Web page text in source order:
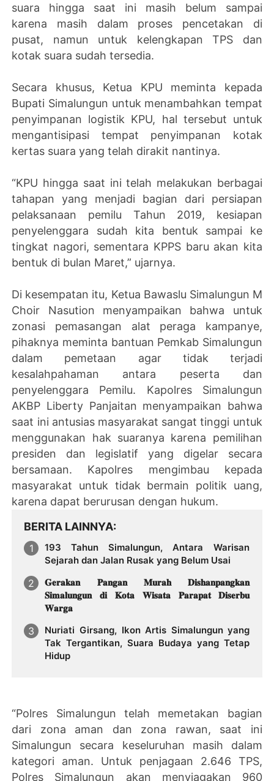
suara hingga saat ini masih belum sampai
karena masih dalam proses pencetakan di
pusat, namun untuk kelengkapan TPS dan
kotak suara sudah tersedia.
Secara khusus, Ketua KPU meminta kepada
Bupati Simalungun untuk menambahkan tempat
penyimpanan logistik KPU, hal tersebut untuk
mengantisipasi tempat penyimpanan kotak
kertas suara yang telah dirakit nantinya.
“KPU hingga saat ini telah melakukan berbagai
tahapan yang menjadi bagian dari persiapan
pelaksanaan pemilu Tahun 2019, kesiapan
penyelenggara sudah kita bentuk sampai ke
tingkat nagori, sementara KPPS baru akan kita
bentuk di bulan Maret,” ujarnya.
Di kesempatan itu, Ketua Bawaslu Simalungun M
Choir Nasution menyampaikan bahwa untuk
zonasi pemasangan alat peraga kampanye,
pihaknya meminta bantuan Pemkab Simalungun
dalam pemetaan agar tidak terjadi
kesalahpahaman antara peserta dan
penyelenggara Pemilu. Kapolres Simalungun
AKBP Liberty Panjaitan menyampaikan bahwa
saat ini antusias masyarakat sangat tinggi untuk
menggunakan hak suaranya karena pemilihan
presiden dan legislatif yang digelar secara
bersamaan. Kapolres mengimbau kepada
masyarakat untuk tidak bermain politik uang,
karena dapat berurusan dengan hukum.
BERITA LAINNYA
193 Tahun Simalungun, Antara Warisan
Sejarah dan Jalan Rusak yang Belum Usai
𝐆𝐞𝐫𝐚𝐤𝐚𝐧 𝐏𝐚𝐧𝐠𝐚𝐧 𝐌𝐮𝐫𝐚𝐡 𝐃𝐢𝐬𝐡𝐚𝐧𝐩𝐚𝐧𝐠𝐤𝐚𝐧
𝐒𝐢𝐦𝐚𝐥𝐮𝐧𝐠𝐮𝐧 𝐝𝐢 𝐊𝐨𝐭𝐚 𝐖𝐢𝐬𝐚𝐭𝐚 𝐏𝐚𝐫𝐚𝐩𝐚𝐭 𝐃𝐢𝐬𝐞𝐫𝐛𝐮
𝐖𝐚𝐫𝐠𝐚
Nuriati Girsang, Ikon Artis Simalungun yang
Tak Tergantikan, Suara Budaya yang Tetap
Hidup
“Polres Simalungun telah memetakan bagian
dari zona aman dan zona rawan, saat ini
Simalungun secara keseluruhan masih dalam
kategori aman. Untuk penjagaan 2.646 TPS,
Polres Simalungun akan menyiagakan 960